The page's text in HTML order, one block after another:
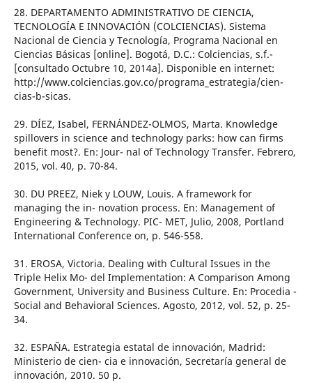
28. DEPARTAMENTO ADMINISTRATIVO DE CIENCIA,
TECNOLOGÍA E INNOVACIÓN (COLCIENCIAS). Sistema
Nacional de Ciencia y Tecnología, Programa Nacional en
Ciencias Básicas [online]. Bogotá, D.C.: Colciencias, s.f.-
[consultado Octubre 10, 2014a]. Disponible en internet:
http://www.colciencias.gov.co/programa_estrategia/cien-
cias-b-sicas.
29. DÍEZ, Isabel, FERNÁNDEZ-OLMOS, Marta. Knowledge
spillovers in science and technology parks: how can firms
benefit most?. En: Jour- nal of Technology Transfer. Febrero,
2015, vol. 40, p. 70-84.
30. DU PREEZ, Niek y LOUW, Louis. A framework for
managing the in- novation process. En: Management of
Engineering & Technology. PIC- MET, Julio, 2008, Portland
International Conference on, p. 546-558.
31. EROSA, Victoria. Dealing with Cultural Issues in the
Triple Helix Mo- del Implementation: A Comparison Among
Government, University and Business Culture. En: Procedia -
Social and Behavioral Sciences. Agosto, 2012, vol. 52, p. 25-
34.
32. ESPAÑA. Estrategia estatal de innovación, Madrid:
Ministerio de cien- cia e innovación, Secretaría general de
innovación, 2010. 50 p.